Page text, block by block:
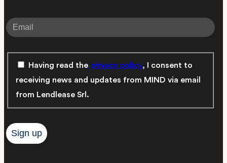
Having read the privacy policy, I consent to
receiving news and updates from MIND via email
from Lendlease Srl.